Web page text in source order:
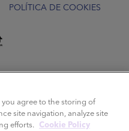
POLÍTICA DE COOKIES
you agree to the storing of
site navigation, analyze site
efforts. Cookie Policy